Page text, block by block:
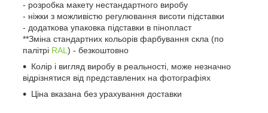
- розробка макету нестандартного виробу
- ніжки з можливістю регулювання висоти підставки
- додаткова упаковка підставки в пінопласт
**Зміна стандартних кольорів фарбування скла (по
палітрі RAL) - безкоштовно
Колір і вигляд виробу в реальності, може незначно
відрізнятися від представлених на фотографіях
Ціна вказана без урахування доставки